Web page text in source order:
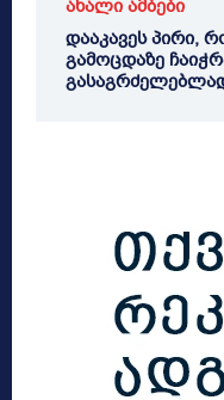
ახალი ამბები
დააკავეს პირი,
გამოცდაზე